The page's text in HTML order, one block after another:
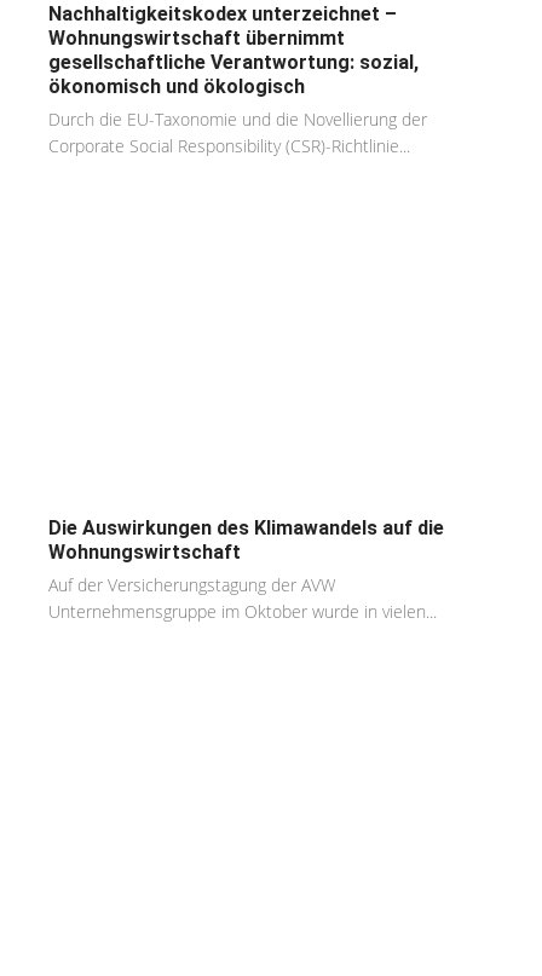
Nachhaltigkeitskodex unterzeichnet –
Wohnungswirtschaft übernimmt
gesellschaftliche Verantwortung: sozial,
ökonomisch und ökologisch
Durch die EU-Taxonomie und die Novellierung der
Corporate Social Responsibility (CSR)-Richtlinie...
Die Auswirkungen des Klimawandels auf die
Wohnungswirtschaft
Auf der Versicherungstagung der AVW
Unternehmensgruppe im Oktober wurde in vielen...